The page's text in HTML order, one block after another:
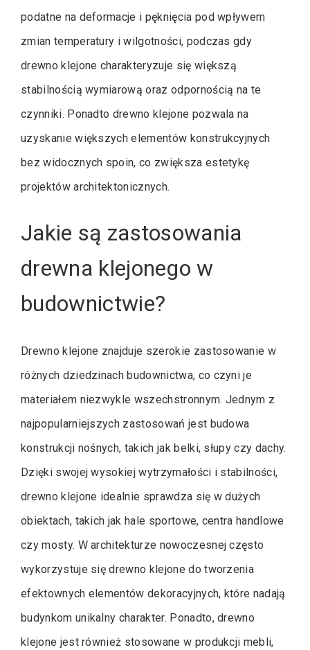
podatne na deformacje i pęknięcia pod wpływem
zmian temperatury i wilgotności, podczas gdy
drewno klejone charakteryzuje się większą
stabilnością wymiarową oraz odpornością na te
czynniki. Ponadto drewno klejone pozwala na
uzyskanie większych elementów konstrukcyjnych
bez widocznych spoin, co zwiększa estetykę
projektów architektonicznych.
Jakie są zastosowania
drewna klejonego w
budownictwie?
Drewno klejone znajduje szerokie zastosowanie w
różnych dziedzinach budownictwa, co czyni je
materiałem niezwykle wszechstronnym. Jednym z
najpopularniejszych zastosowań jest budowa
konstrukcji nośnych, takich jak belki, słupy czy dachy.
Dzięki swojej wysokiej wytrzymałości i stabilności,
drewno klejone idealnie sprawdza się w dużych
obiektach, takich jak hale sportowe, centra handlowe
czy mosty. W architekturze nowoczesnej często
wykorzystuje się drewno klejone do tworzenia
efektownych elementów dekoracyjnych, które nadają
budynkom unikalny charakter. Ponadto, drewno
klejone jest również stosowane w produkcji mebli,